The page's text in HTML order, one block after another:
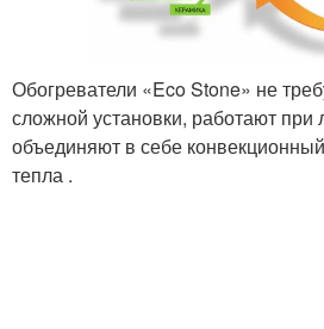
Обогреватели «Eco Stone» не
сложной установки, работают
объединяют в себе
тепла .